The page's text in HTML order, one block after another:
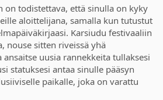
on todistettava, että sinulla on kyky
aloittelijana, samalla kun tutustut
Karsiudu festivaaliin
nouse sitten riveissä yhä
uusia rannekkeita tullaksesi
statuksesi antaa sinulle pääsyn
paikalle, joka on varattu